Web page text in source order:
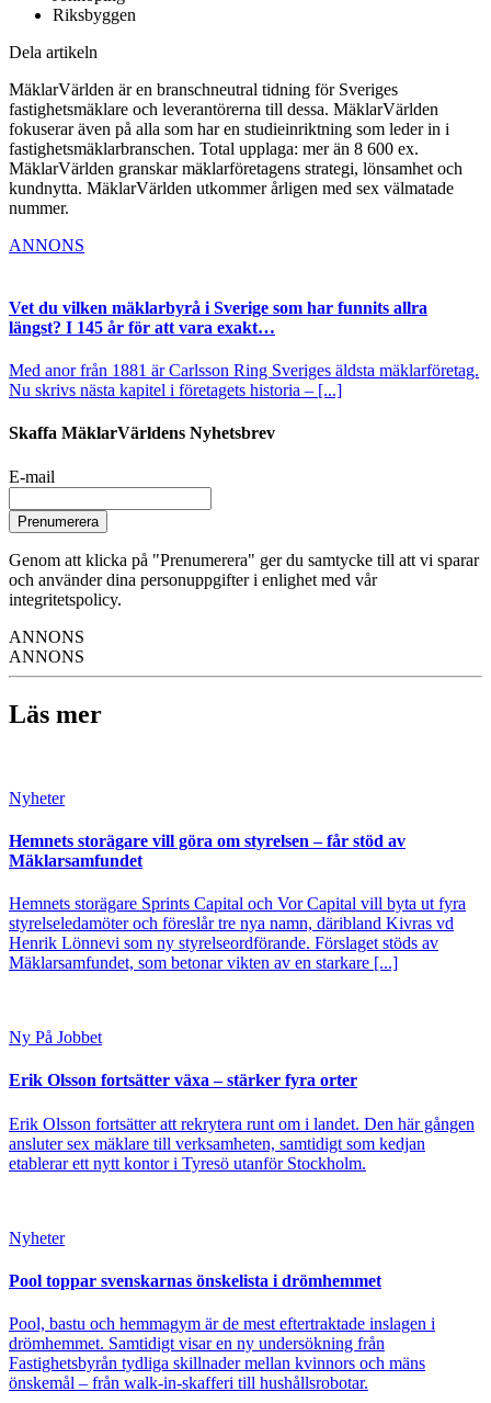
Riksbyggen
Dela artikeln
MäklarVärlden är en branschneutral tidning för Sveriges
fastighetsmäklare och leverantörerna till dessa. MäklarVärlden
fokuserar även på alla som har en studieinriktning som leder in i
fastighetsmäklarbranschen. Total upplaga: mer än 8 600 ex.
MäklarVärlden granskar mäklarföretagens strategi, lönsamhet och
kundnytta. MäklarVärlden utkommer årligen med sex välmatade
nummer.
ANNONS
Vet du vilken mäklarbyrå i Sverige som har funnits allra
längst? I 145 år för att vara exakt…
Med anor från 1881 är Carlsson Ring Sveriges äldsta mäklarföretag.
Nu skrivs nästa kapitel i företagets historia – [...]
Skaffa MäklarVärldens Nyhetsbrev
E-mail
Prenumerera
Genom att klicka på "Prenumerera" ger du samtycke till att vi sparar
och använder dina personuppgifter i enlighet med vår
integritetspolicy.
ANNONS
ANNONS
Läs mer
Nyheter
Hemnets storägare vill göra om styrelsen – får stöd av
Mäklarsamfundet
Hemnets storägare Sprints Capital och Vor Capital vill byta ut fyra
styrelseledamöter och föreslår tre nya namn, däribland Kivras vd
Henrik Lönnevi som ny styrelseordförande. Förslaget stöds av
Mäklarsamfundet, som betonar vikten av en starkare [...]
Ny På Jobbet
Erik Olsson fortsätter växa – stärker fyra orter
Erik Olsson fortsätter att rekrytera runt om i landet. Den här gången
ansluter sex mäklare till verksamheten, samtidigt som kedjan
etablerar ett nytt kontor i Tyresö utanför Stockholm.
Nyheter
Pool toppar svenskarnas önskelista i drömhemmet
Pool, bastu och hemmagym är de mest eftertraktade inslagen i
drömhemmet. Samtidigt visar en ny undersökning från
Fastighetsbyrån tydliga skillnader mellan kvinnors och mäns
önskemål – från walk-in-skafferi till hushållsrobotar.